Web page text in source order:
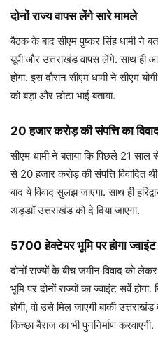
दोनों राज्य वापस लेंगे सारे मामले
बैठक के बाद सीएम पुष्कर सिंह धामी ने
यूपी और उत्तराखंड वापस लेंगे. साथ ही
होगा. इस दौरान सीएम धामी ने सीएम
को बड़ा और छोटा भाई बताया.
20 हजार करोड़ की संपत्ति का
सीएम धामी ने बताया कि पिछले 21
से 20 हजार करोड़ की संपत्ति विवादित
बाद ये विवाद सुलझ जाएगा. साथ ही
अड्डाॉ उत्तराखंड को दे दिया जाएगा.
5700 हेक्टेयर भूमि पर होगा ज्वाइंट
दोनों राज्यों के बीच जमीन विवाद को
भूमि पर दोनों राज्यों का ज्वाइंट सर्वे
होगी, वो उसे मिल जाएगी बाकी
किच्छा बैराज का भी पुननिर्माण करवाएगी.